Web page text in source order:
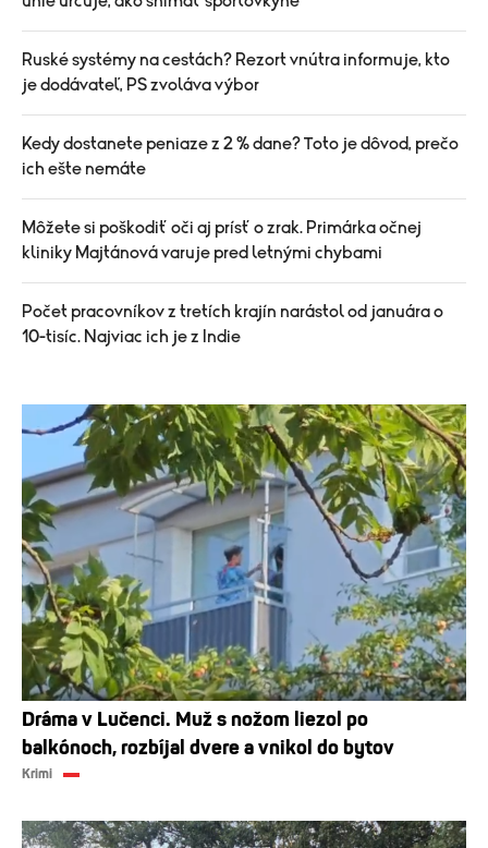
Ruské systémy na cestách? Rezort vnútra informuje, kto
je dodávateľ, PS zvoláva výbor
Kedy dostanete peniaze z 2 % dane? Toto je dôvod, prečo
ich ešte nemáte
Môžete si poškodiť oči aj prísť o zrak. Primárka očnej
kliniky Majtánová varuje pred letnými chybami
Počet pracovníkov z tretích krajín narástol od januára o
10-tisíc. Najviac ich je z Indie
Dráma v Lučenci. Muž s nožom liezol po
balkónoch, rozbíjal dvere a vnikol do bytov
Krimi